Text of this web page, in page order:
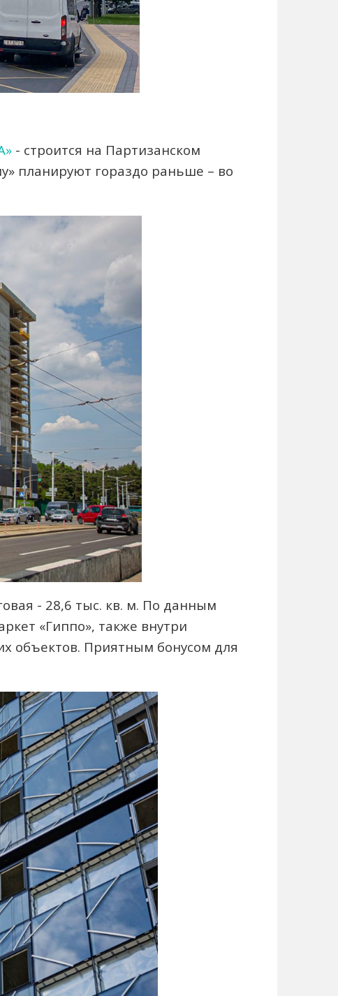
- строится на Партизанском
планируют гораздо раньше – во
- 28,6 тыс. кв. м. По данным
«Гиппо», также внутри
объектов. Приятным бонусом для